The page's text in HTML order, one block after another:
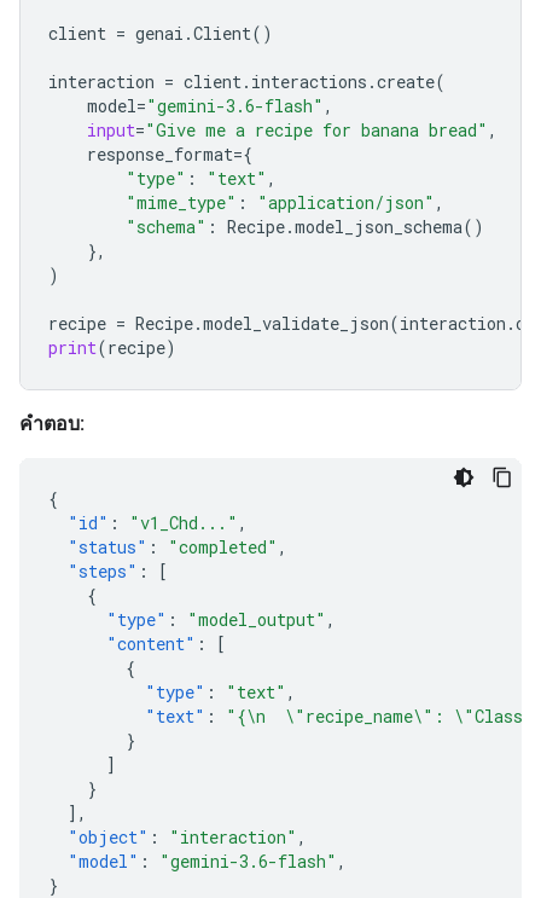
client = genai .Client()
interaction = client. interactions .create(
model="gemini-3.6-flash" ,
input="Give me a recipe for banana bread" ,
response_format={
"type" : "text" ,
"mime_type" : "application/json" ,
"schema" : Recipe.model_json_schema()
},
)
recipe = Recipe.model_validate_json(interaction .
print(recipe)
คำตอบ:
{
"id" : "v1_Chd..." ,
"status" : "completed" ,
"steps" :
[
{
"type" : "model_output" ,
"content" :
[
{
"type" : "text" ,
"text" :
"{\n  \"recipe_name\":
}
]
}
],
"object" : "interaction" ,
"model" : "gemini-3.6-flash" ,
}